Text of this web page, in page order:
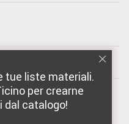
tue liste materiali.
per crearne
dal catalogo!